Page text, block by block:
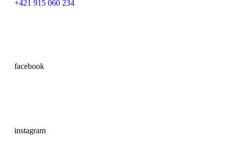
+421 915 060 234
facebook
instagram